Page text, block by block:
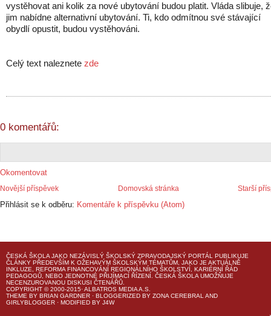
vystěhovat ani kolik za nové ubytování budou platit. Vláda slibuje,
jim nabídne alternativní ubytování. Ti, kdo odmítnou své stávající
obydlí opustit, budou vystěhováni.
Celý text naleznete zde
0 komentářů:
Okomentovat
Novější příspěvek Starší
Domovská stránka
Přihlásit se k odběru: Komentáře k příspěvku (Atom)
ČESKÁ ŠKOLA JAKO NEZÁVISLÝ ŠKOLSKÝ ZPRAVODAJSKÝ PORTÁL PUBLIKUJE
ČLÁNKY PŘEDEVŠÍM K OŽEHAVÝM ŠKOLSKÝM TÉMATŮM, JAKO JE AKTUÁLNĚ
INKLUZE, REFORMA FINANCOVÁNÍ REGIONÁLNÍHO ŠKOLSTVÍ, KARIÉRNÍ ŘÁD
PEDAGOGŮ, NEBO JEDNOTNÉ PŘIJÍMACÍ ŘÍZENÍ. ČESKÁ ŠKOLA UMOŽŇUJE
NECENZUROVANOU DISKUSI ČTENÁŘŮ.
COPYRIGHT © 2000-2015· ALBATROS MEDIA A.S.
THEME BY BRIAN GARDNER · BLOGGERIZED BY ZONA CEREBRAL AND
GIRLYBLOGGER · MODIFIED BY J4W